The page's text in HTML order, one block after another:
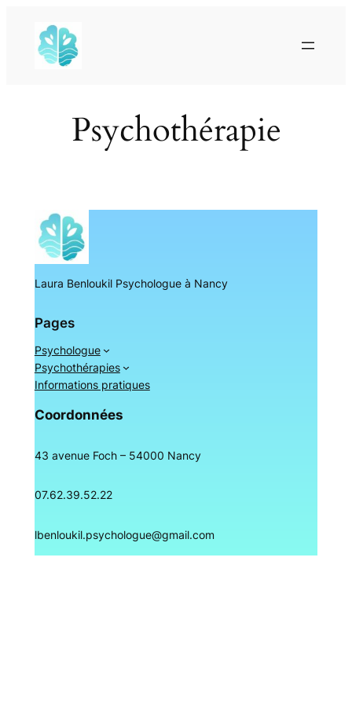
content
Psychothérapie
Laura Benloukil Psychologue à Nancy
Pages
Psychologue
Psychothérapies
Informations pratiques
Coordonnées
43 avenue Foch – 54000 Nancy
07.62.39.52.22
lbenloukil.psychologue@gmail.com